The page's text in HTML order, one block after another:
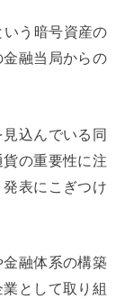
いう暗号資産の
融当局からの
込んでいる同
の重要性に注
表にこぎつけ
融体系の構築
として取り組